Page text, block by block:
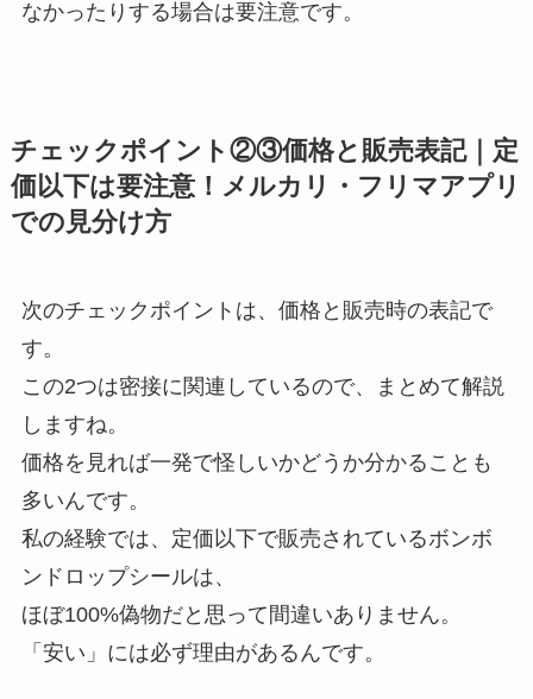
なかったりする場合は要注意です。
チェックポイント②③価格と販売表記｜定
価以下は要注意！メルカリ・フリマアプリ
での見分け方
次のチェックポイントは、価格と販売時の表記で
す。
この2つは密接に関連しているので、まとめて解説
しますね。
価格を見れば一発で怪しいかどうか分かることも
多いんです。
私の経験では、定価以下で販売されているボンボ
ンドロップシールは、
ほぼ100%偽物だと思って間違いありません。
「安い」には必ず理由があるんです。